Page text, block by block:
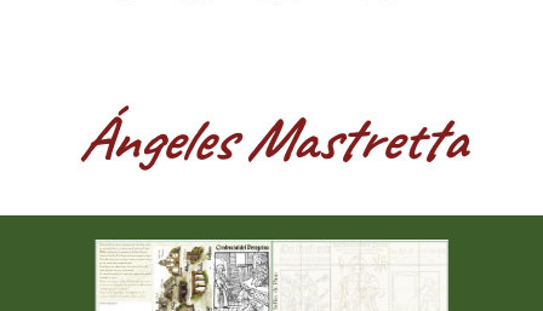
Ángeles Mastretta